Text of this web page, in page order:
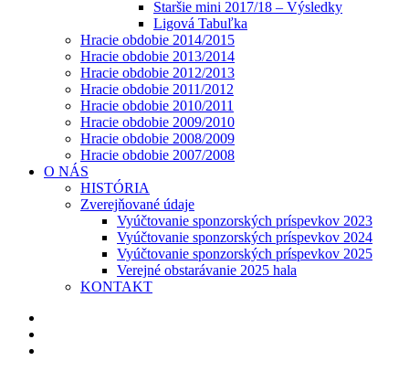
Staršie mini 2017/18 – Výsledky
Ligová Tabuľka
Hracie obdobie 2014/2015
Hracie obdobie 2013/2014
Hracie obdobie 2012/2013
Hracie obdobie 2011/2012
Hracie obdobie 2010/2011
Hracie obdobie 2009/2010
Hracie obdobie 2008/2009
Hracie obdobie 2007/2008
O NÁS
HISTÓRIA
Zverejňované údaje
Vyúčtovanie sponzorských príspevkov 2023
Vyúčtovanie sponzorských príspevkov 2024
Vyúčtovanie sponzorských príspevkov 2025
Verejné obstarávanie 2025 hala
KONTAKT